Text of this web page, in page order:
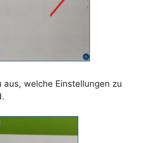
aus, welche Einstellungen zu